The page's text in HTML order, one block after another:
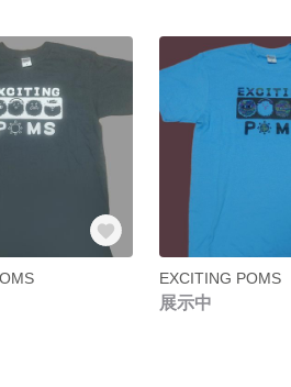
EXCITING POMS
展示中